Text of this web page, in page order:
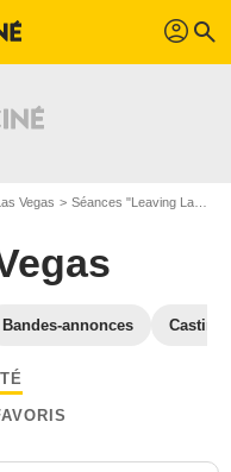
profil search
Vegas Séances "Leaving Las Vegas" Yvelines
Bandes-annonces Casting